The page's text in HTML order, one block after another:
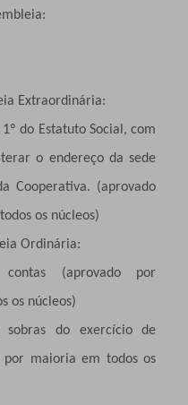
Extraordinária:
do Estatuto Social, com
o endereço da sede
Cooperativa. (aprovado
os núcleos)
Ordinária:
contas (aprovado por
os núcleos)
sobras do exercício de
por maioria em todos os